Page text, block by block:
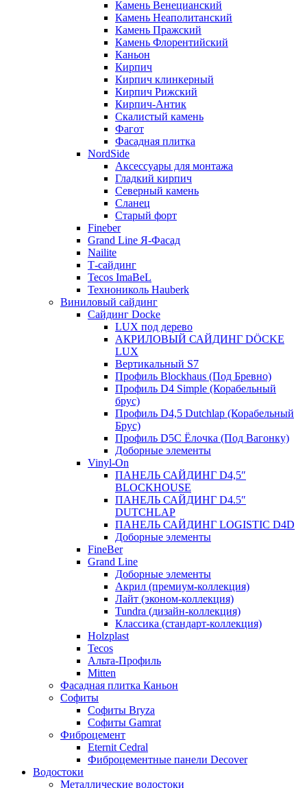
Камень Венецианский
Камень Неаполитанский
Камень Пражский
Камень Флорентийский
Каньон
Кирпич
Кирпич клинкерный
Кирпич Рижский
Кирпич-Антик
Скалистый камень
Фагот
Фасадная плитка
NordSide
Аксессуары для монтажа
Гладкий кирпич
Северный камень
Сланец
Старый форт
Fineber
Grand Line Я-Фасад
Nailite
Т-сайдинг
Tecos ImaBeL
Технониколь Hauberk
Виниловый сайдинг
Сайдинг Docke
LUX под дерево
АКРИЛОВЫЙ САЙДИНГ DÖCKE
LUX
Вертикальный S7
Профиль Blockhaus (Под Бревно)
Профиль D4 Simple (Корабельный
брус)
Профиль D4,5 Dutchlap (Корабельный
Брус)
Профиль D5C Ёлочка (Под Вагонку)
Доборные элементы
Vinyl-On
ПАНЕЛЬ САЙДИНГ D4,5″
BLOCKHOUSE
ПАНЕЛЬ САЙДИНГ D4.5″
DUTCHLAP
ПАНЕЛЬ САЙДИНГ LOGISTIC D4D
Доборные элементы
FineBer
Grand Line
Доборные элементы
Акрил (премиум-коллекция)
Лайт (эконом-коллекция)
Tundra (дизайн-коллекция)
Классика (стандарт-коллекция)
Holzplast
Tecos
Альта-Профиль
Mitten
Фасадная плитка Каньон
Софиты
Софиты Bryza
Софиты Gamrat
Фиброцемент
Eternit Cedral
Фиброцементные панели Decover
Водостоки
Металлические водостоки